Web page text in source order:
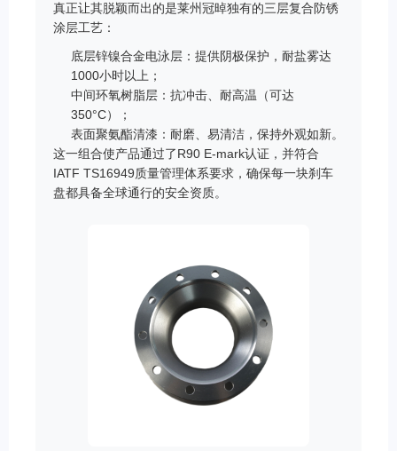
真正让其脱颖而出的是莱州冠晫独有的三层复合防锈
涂层工艺：
底层锌镍合金电泳层：提供阴极保护，耐盐雾达
1000小时以上；
中间环氧树脂层：抗冲击、耐高温（可达
350°C）；
表面聚氨酯清漆：耐磨、易清洁，保持外观如新。
这一组合使产品通过了R90 E-mark认证，并符合
IATF TS16949质量管理体系要求，确保每一块刹车
盘都具备全球通行的安全资质。